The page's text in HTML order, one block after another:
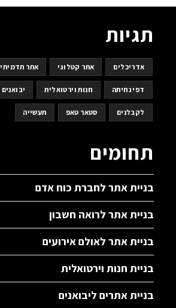
תגיות
אדריכלים אתר קטלוגי אתר תדמיתי
דפי נחיתה חנות וירטואלית יבואנים
לקבלנים סטאר טאפ תעשייה
תחומים
בניית אתר לחברת כוח אדם
בניית אתר לרואה חשבון
בניית אתר לאולם אירועים
בניית חנות וירטואלית
בניית אתרים ליבואנים